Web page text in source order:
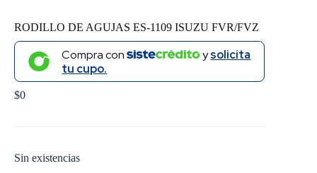
RODILLO DE AGUJAS ES-1109 ISUZU FVR/FVZ
Compra con ysolicita
tu cupo.
$0
Sin existencias